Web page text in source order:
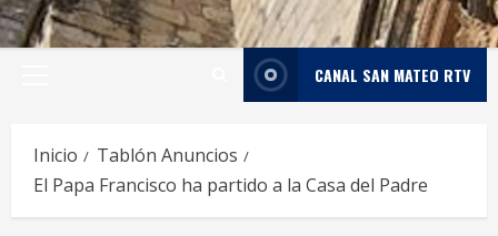
CANAL SAN MATEO RTV
Inicio
Tablón Anuncios
El Papa Francisco ha partido a la Casa del Padre